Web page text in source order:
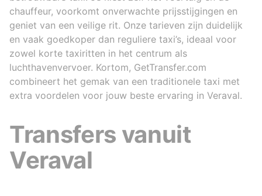
chauffeur, voorkomt onverwachte prijsstijgingen en
geniet van een veilige rit. Onze tarieven zijn duidelijk
en vaak goedkoper dan reguliere taxi’s, ideaal voor
zowel korte taxiritten in het centrum als
luchthavenvervoer. Kortom, GetTransfer.com
combineert het gemak van een traditionele taxi met
extra voordelen voor jouw beste ervaring in Veraval.
Transfers vanuit
Veraval